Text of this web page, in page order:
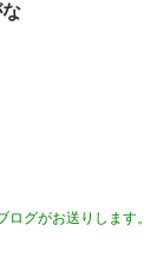
グがお送りします。